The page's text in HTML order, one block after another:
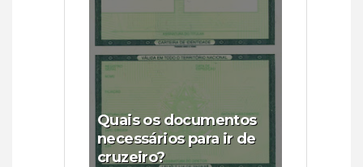
Quais os documentos
necessários para ir de
cruzeiro?